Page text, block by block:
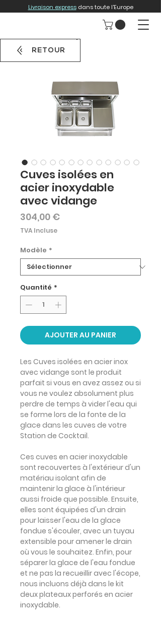
Livraison expressdans toute l'Europe
Cuves isolées en
acier inoxydable
avec vidange
304,00 €Prix
TVA Incluse
Modèle *
Quantité *
AJOUTER AU PANIER
Les Cuves isolées en acier inox
avec vidange sont le produit
parfait si vous en avez assez ou si
vous ne voulez absolument plus
perdre de temps à vider l'eau qui
se forme lors de la fonte de la
glace dans les cuves de votre
Station de Cocktail.
Ces cuves en acier inoxydable
sont recouvertes à l'extérieur d'un
matériau isolant afin de
maintenir la glace à l'intérieur
aussi froide que possible. Ensuite,
elles sont équipées d'un drain
pour laisser l'eau de la glace
fondue s'écouler, avec un tuyau
extensible pour amener le drain
où vous le souhaitez. Enfin, pour
séparer la glace de l'eau fondue
et ne pas la recueillir avec l'écope,
nous incluons déjà dans le kit
deux plateaux perforés en acier
inoxydable.
RETOUR